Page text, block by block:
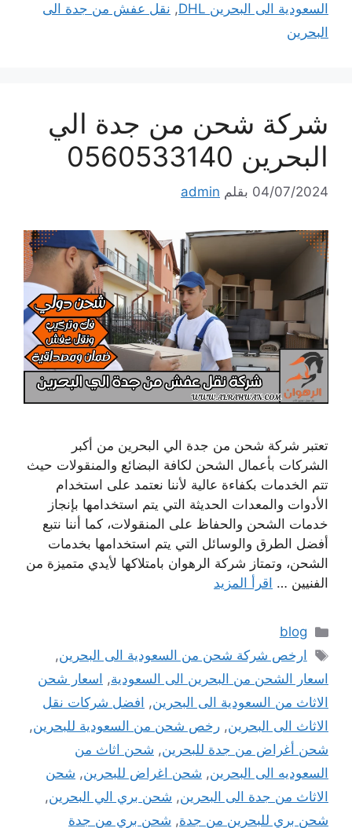
السعودية الى البحرين DHL
, نقل عفش من جدة الى
البحرين
شركة شحن من جدة الي
البحرين 0560533140
04/07/2024 بقلم admin
تعتبر شركة شحن من جدة الي البحرين من أكبر
الشركات بأعمال الشحن لكافة البضائع والمنقولات حيث
تتم الخدمات بكفاءة عالية لأننا نعتمد على استخدام
الأدوات والمعدات الحديثة التي يتم استخدامها بإنجاز
خدمات الشحن والحفاظ على المنقولات، كما أننا نتبع
أفضل الطرق والوسائل التي يتم استخدامها بخدمات
الشحن، وتمتاز شركة الرهوان بامتلاكها لأيدي متميزة من
الفنيين … اقرأ المزيد
التصنيفات
blog
الوسوم
ارخص شركة شحن من السعودية الى البحرين,
اسعار الشحن من البحرين الى السعودية, اسعار شحن
الاثاث من السعودية الى البحرين, افضل شركات نقل
الاثاث الى البحرين, رخص شحن من السعودية للبحرين,
شحن أغراض من جدة للبحرين, شحن اثاث من
السعوديه الى البحرين, شحن اغراض للبحرين, شحن
الاثاث من جدة الى البحرين, شحن بري الي البحرين,
شحن بري للبحرين من جدة, شحن بري من جدة